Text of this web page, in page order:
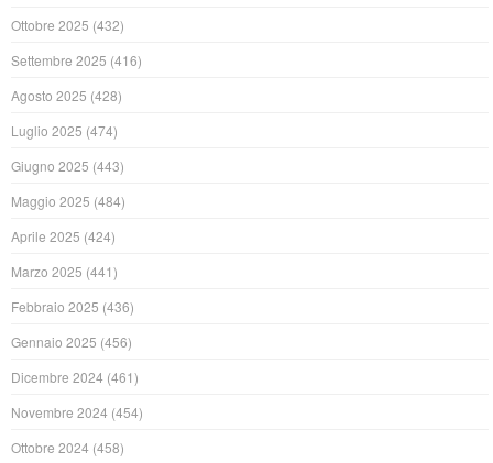
Ottobre 2025 (432)
Settembre 2025 (416)
Agosto 2025 (428)
Luglio 2025 (474)
Giugno 2025 (443)
Maggio 2025 (484)
Aprile 2025 (424)
Marzo 2025 (441)
Febbraio 2025 (436)
Gennaio 2025 (456)
Dicembre 2024 (461)
Novembre 2024 (454)
Ottobre 2024 (458)